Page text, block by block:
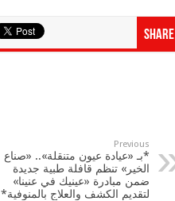
Share
Previous
*بـ «عيادة عيون متنقلة».. «صناع
الخير» تنظم قافلة طبية جديدة
ضمن مبادرة «عينيك في عنينا»
لتقديم الكشف والعلاج بالمنوفية*